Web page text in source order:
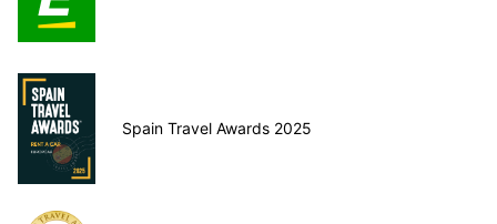
Spain Travel Awards 2025